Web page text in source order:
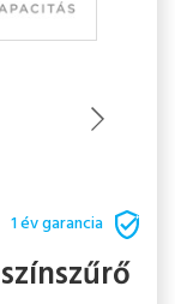
1 év garancia